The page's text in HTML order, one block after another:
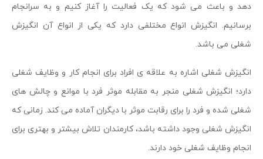
دهد و باعث می شود که یک فعالیت را آغاز کنیم و به سرانجام
برسانیم. انگیزش انواع مختلفی دارد که یکی از انواع آن انگیزش
شغلی می باشد.
انگیزش شغلی اشاره به علاقه ی افراد برای انجام کار و وظایف شغلی
دارد؛ انگیزش شغلی منجر به مقابله موثر فرد با موانع و چالش های
شغلی شده و فرد را برای رقابت موثر با دیگران آماده می کند. زمانی که
انگیزش شغلی وجود داشته باشد، کارمندان تلاش بیشتر و بهتری برای
انجام وظایف شغلی خود دارند.